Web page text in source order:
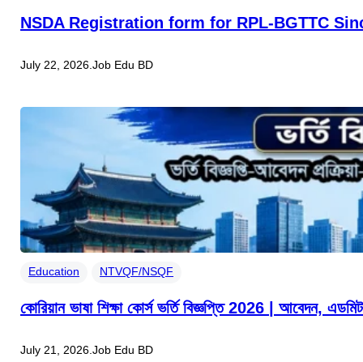
NSDA Registration form for RPL-BGTTC
July 22, 2026.Job Edu BD
Education NTVQF/NSQF
কোরিয়ান ভাষা শিক্ষা কোর্স ভর্তি বিজ্ঞপ্তি 2026 | আবেদন,
July 21, 2026 .Job Edu BD